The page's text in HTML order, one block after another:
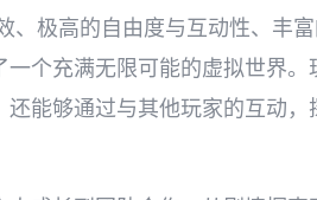
、极高的自由度与互动性、丰
个充满无限可能的虚拟世界。
能够通过与其他玩家的互动，